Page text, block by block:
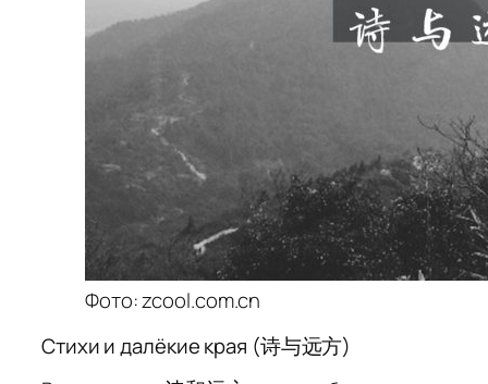
Фото: zcool.com.cn
Стихи и далёкие края (诗与远方)